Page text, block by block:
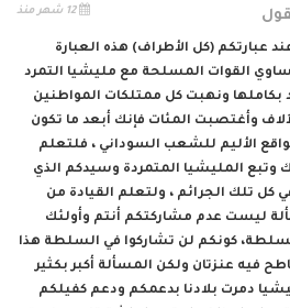
12 شهر منذ
عبارتكم (كل الأطراف) هذه العبارة
القوات المسلحة مع مليشيا التمرد
بكاملها ونهبت كل ممتلكات المواطنين
وأغتصبت المئات فإنك أبعد ما تكون
الأليم للشعب السوداني ، فلتعلم
وتبع المليشيا المتمردة وسيدكم الذي
كل تلك الجرائم ، ولتعلم القيادة من
ليست عدم مشاركتكم أنتم وأولئك
كونكم لن تشاركوا في السلطة هذا
فيه عنزتان ولكن المسألة أكبر بكثير
دمرت بلادنا بدعمكم ودعم كفيلكم